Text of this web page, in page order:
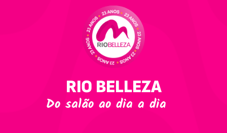
RIO BELLEZA
Do salão ao dia a dia